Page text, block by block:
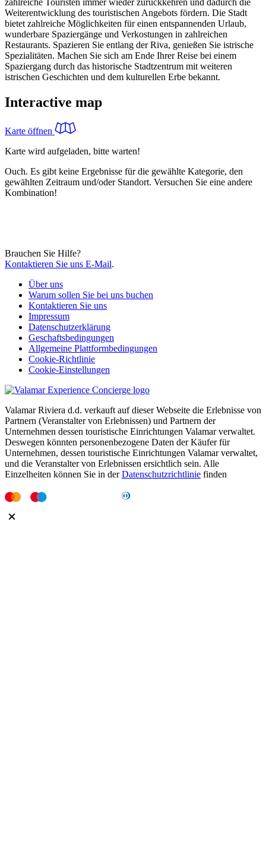
zahlreiche Touristen immer wieder zurückkehren und dadurch die
Weiterentwicklung des touristischen Angebots fördern. Die Stadt
bietet zahlreiche Möglichkeiten für einen entspannenden Urlaub,
wunderbare Spaziergänge und Verkostungen in zahlreichen
Restaurants. Spazieren Sie entlang der Riva, genießen Sie istrische
Spezialitäten. Machen Sie sich am Ende Ihrer Reise bei einem
Spaziergang durch das historische Stadtzentrum mit weiteren
istrischen Geschichten und dem kulturellen Erbe bekannt.
Interactive map
Karte öffnen
Karte wird aufgeladen, bitte warten!
Ouch. Es gibt keine Ergebnisse für die gewählte Kategorie, den
gewählten Zeitraum und/oder Standort. Versuchen Sie eine andere
Kombination!
Brauchen Sie Hilfe?
Kontaktieren Sie uns E-Mail.
Über uns
Warum sollen Sie bei uns buchen
Kontaktieren Sie uns
Impressum
Datenschutzerklärung
Geschaftsbedingungen
Allgemeine Plattformbedingungen
Cookie-Richtlinie
Cookie-Einstellungen
Valamar Riviera d.d. verkauft auf dieser Webseite die Erlebnisse von
Partnern (Veranstalter von Erlebnissen) und Partnern der
Unternehmen dessen touristische Einrichtungen Valamar verwaltet.
Deswegen könnten personenbezogene Daten der Käufer für
Unternehmen, dessen touristische Einrichtungen Valamar verwaltet,
und die Veranstalter von Erlebnissen ersichtlich sein. Alle
Einzelheiten können Sie in derDatenschutzrichtlinie finden